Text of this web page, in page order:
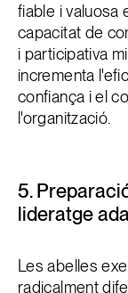
fiable i valuosa
capacitat de
i participativa
incrementa
confiança i el
l'organització.
5.
lideratge
Les abelles
radicalment